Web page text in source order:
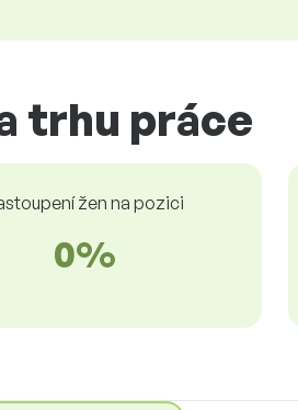
trhu práce
žen na pozici
0%